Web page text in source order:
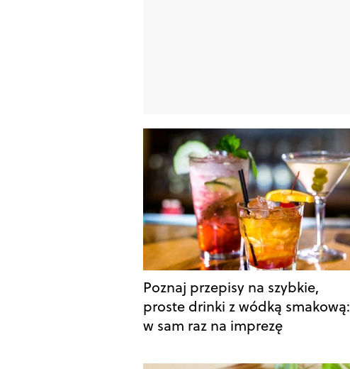
Poznaj przepisy na szybkie,
proste drinki z wódką smakową:
w sam raz na imprezę